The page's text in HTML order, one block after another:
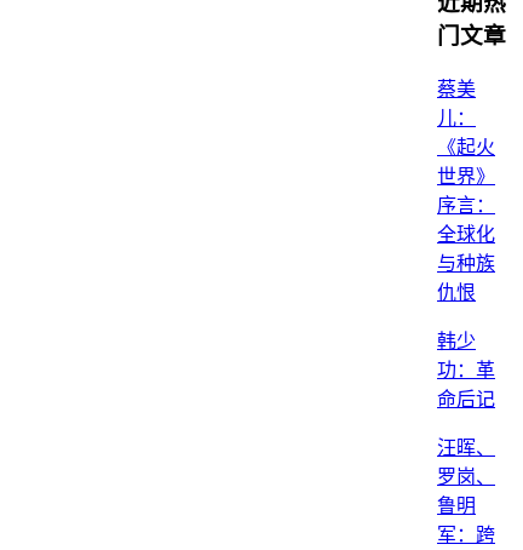
门文章
蔡美
儿：
《起火
世界》
序言：
全球化
与种族
仇恨
韩少
功：革
命后记
汪晖、
罗岗、
鲁明
军：跨